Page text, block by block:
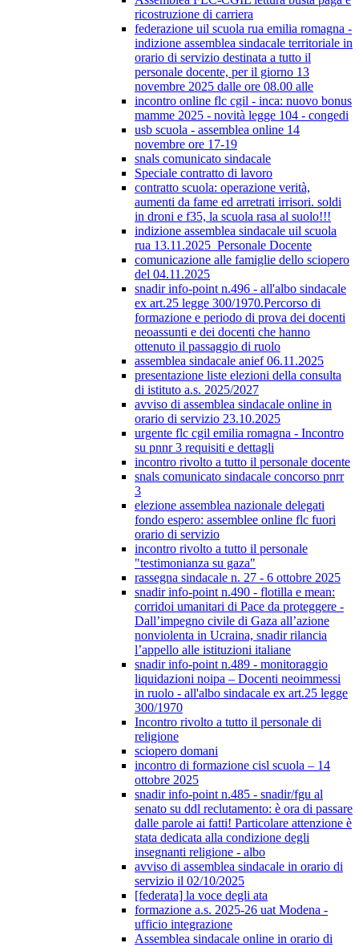
ricostruzione di carriera
federazione uil scuola rua emilia romagna -
indizione assemblea sindacale territoriale in
orario di servizio destinata a tutto il
personale docente, per il giorno 13
novembre 2025 dalle ore 08.00 alle
incontro online flc cgil - inca: nuovo bonus
mamme 2025 - novità legge 104 - congedi
usb scuola - assemblea online 14
novembre ore 17-19
snals comunicato sindacale
Speciale contratto di lavoro
contratto scuola: operazione verità,
aumenti da fame ed arretrati irrisori. soldi
in droni e f35, la scuola rasa al suolo!!!
indizione assemblea sindacale uil scuola
rua 13.11.2025_Personale Docente
comunicazione alle famiglie dello sciopero
del 04.11.2025
snadir info-point n.496 - all'albo sindacale
ex art.25 legge 300/1970.Percorso di
formazione e periodo di prova dei docenti
neoassunti e dei docenti che hanno
ottenuto il passaggio di ruolo
assemblea sindacale anief 06.11.2025
presentazione liste elezioni della consulta
di istituto a.s. 2025/2027
avviso di assemblea sindacale online in
orario di servizio 23.10.2025
urgente flc cgil emilia romagna - Incontro
su pnnr 3 requisiti e dettagli
incontro rivolto a tutto il personale docente
snals comunicato sindacale concorso pnrr
3
elezione assemblea nazionale delegati
fondo espero: assemblee online flc fuori
orario di servizio
incontro rivolto a tutto il personale
"testimonianza su gaza"
rassegna sindacale n. 27 - 6 ottobre 2025
snadir info-point n.490 - flotilla e mean:
corridoi umanitari di Pace da proteggere -
Dall’impegno civile di Gaza all’azione
nonviolenta in Ucraina, snadir rilancia
l’appello alle istituzioni italiane
snadir info-point n.489 - monitoraggio
liquidazioni noipa – Docenti neoimmessi
in ruolo - all'albo sindacale ex art.25 legge
300/1970
Incontro rivolto a tutto il personale di
religione
sciopero domani
incontro di formazione cisl scuola – 14
ottobre 2025
snadir info-point n.485 - snadir/fgu al
senato su ddl reclutamento: è ora di passare
dalle parole ai fatti! Particolare attenzione è
stata dedicata alla condizione degli
insegnanti religione - albo
avviso di assemblea sindacale in orario di
servizio il 02/10/2025
[federata] la voce degli ata
formazione a.s. 2025-26 uat Modena -
ufficio integrazione
Assemblea sindacale online in orario di